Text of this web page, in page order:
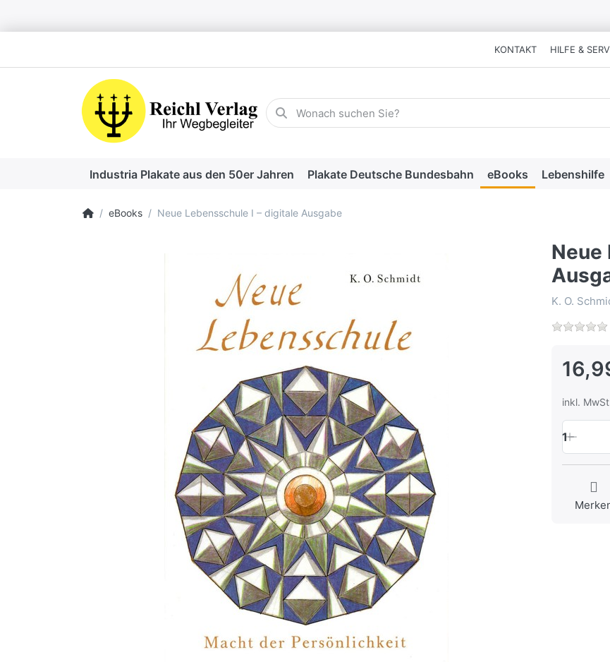
KONTAKT HILFE &
Geben Sie einen Suchbegriff ein. Während Sie tippen, erscheinen
Industria Plakate aus den 50er Jahren Plakate Deutsche Bundesbahn eBooks Lebenshilfe
Startseite
eBooks Neue Lebensschule I – digitale Ausgabe
Neue
K. O.
inkl.
1